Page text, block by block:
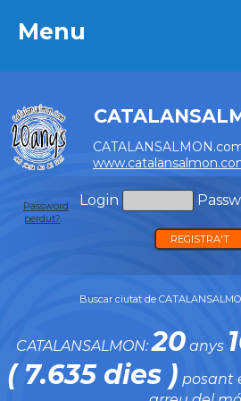
Menu
Login
Password
perdut?
REGISTRA'T
Buscar ciutat de
CATALANSALMON:20 anys
( 7.635 dies ) posant
Menu